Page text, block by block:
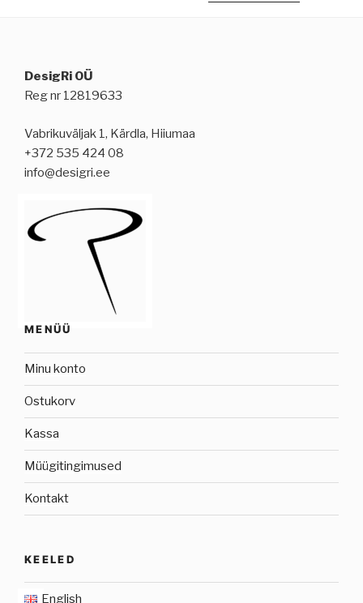
DesigRi OÜ
Reg nr 12819633
Vabrikuväljak 1, Kärdla, Hiiumaa
+372 535 424 08
info@desigri.ee
MENÜÜ
Minu konto
Ostukorv
Kassa
Müügitingimused
Kontakt
KEELED
English